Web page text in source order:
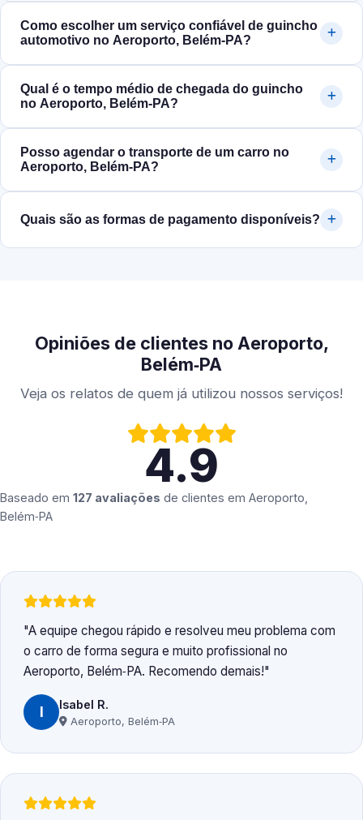
Como escolher um serviço confiável de guincho
automotivo no Aeroporto, Belém‑PA?
Qual é o tempo médio de chegada do guincho
no Aeroporto, Belém‑PA?
Posso agendar o transporte de um carro no
Aeroporto, Belém‑PA?
Quais são as formas de pagamento disponíveis?
Opiniões de clientes no Aeroporto,
Belém‑PA
Veja os relatos de quem já utilizou nossos serviços!
4.9
Baseado em 127 avaliações de clientes em Aeroporto,
Belém‑PA
A equipe chegou rápido e resolveu meu problema com
o carro de forma segura e muito profissional no
Aeroporto, Belém‑PA. Recomendo demais!
I Isabel R.
Aeroporto, Belém‑PA